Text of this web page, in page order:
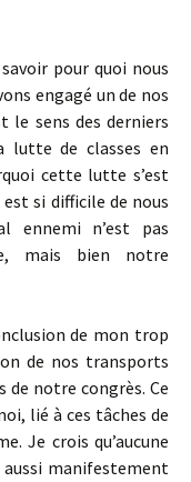
pour quoi nous
engagé un de nos
le sens des derniers
lutte de classes en
cette lutte s’est
si difficile de nous
ennemi n’est pas
mais bien notre
de mon trop
de nos transports
de notre congrès. Ce
lié à ces tâches de
Je crois qu’aucune
manifestement